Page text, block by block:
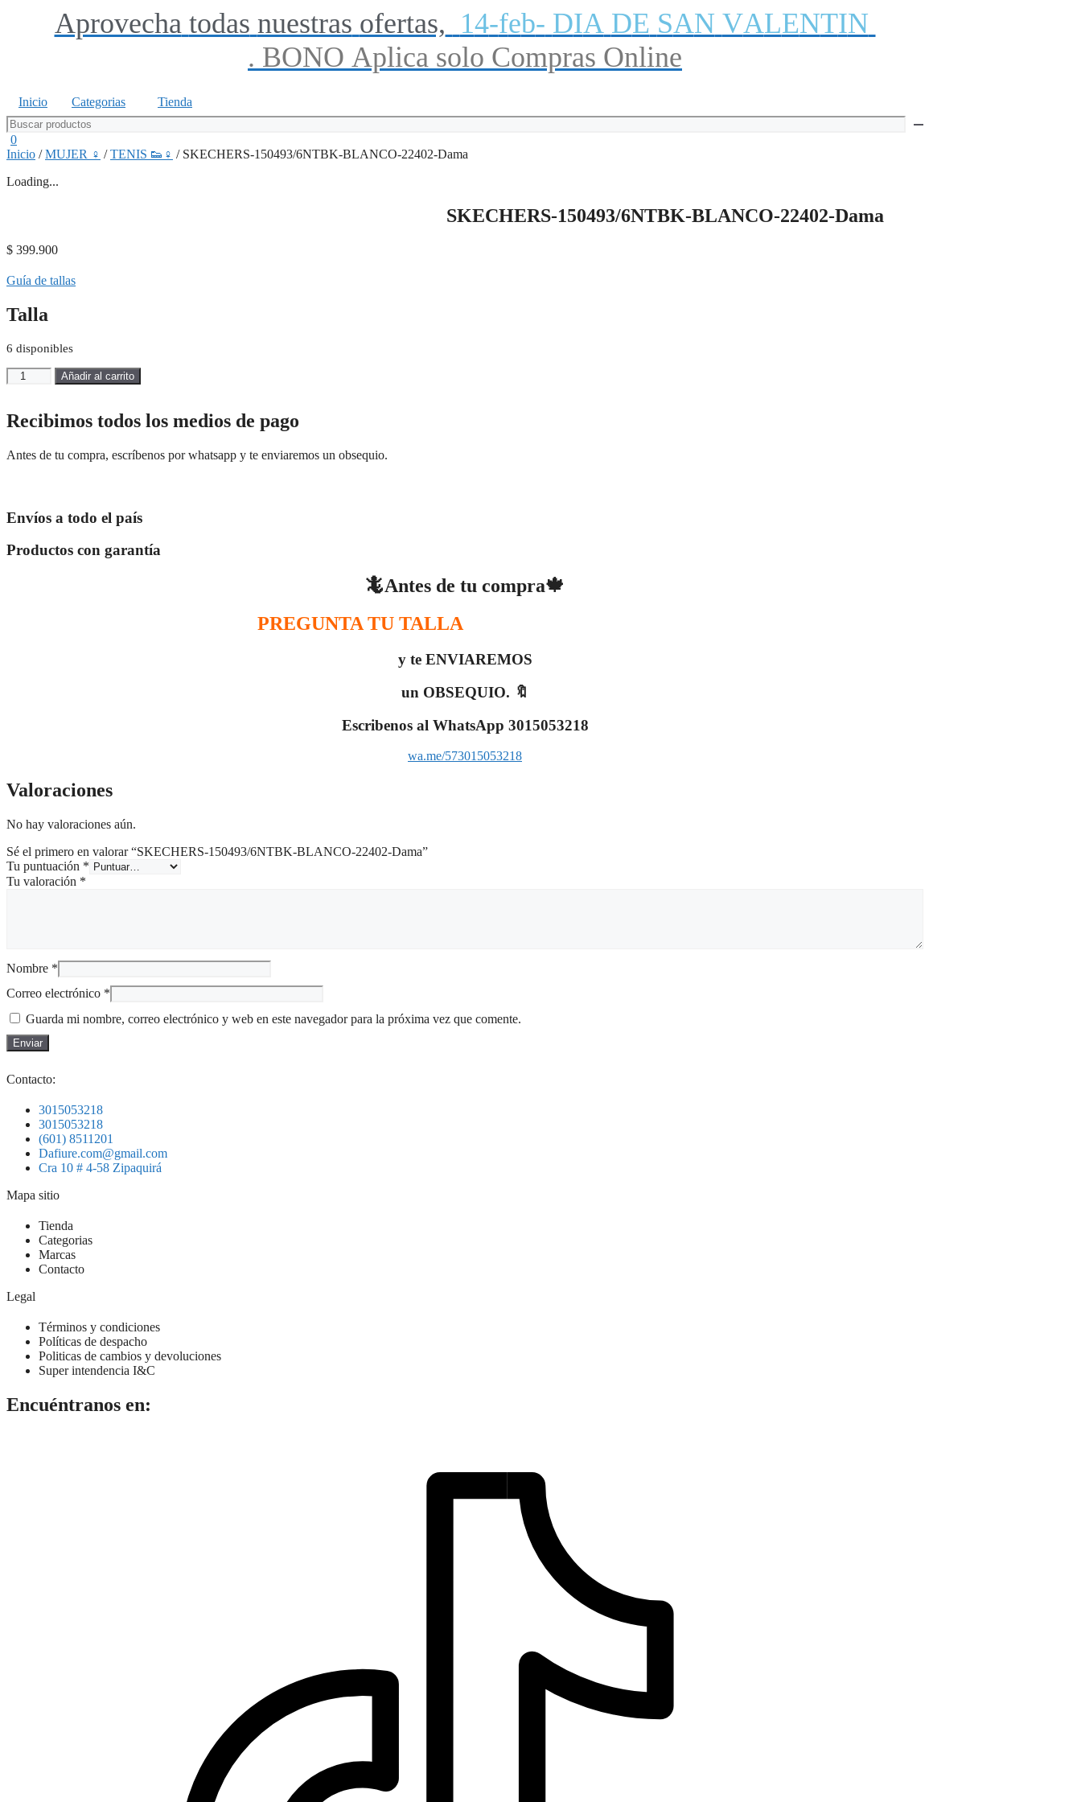
contenido
Aprovecha todas nuestras ofertas, 14-feb- DIA DE SAN VALENTIN
. BONO Aplica solo Compras Online
Inicio Categorias Tienda
0
Inicio /MUJER ♀ /TENIS 👟♀ / SKECHERS-150493/6NTBK-BLANCO-22402-Dama
Loading...
SKECHERS-150493/6NTBK-BLANCO-22402-Dama
$ 399.900
Guía de tallas
Talla
6 disponibles
SKECHERS-
150493/6NTBK-
22402-
Dama
Añadir al carrito
Recibimos todos los medios de pago
Antes de tu compra, escríbenos por whatsapp y te enviaremos un obsequio.
Envíos a todo el país
Productos con garantía
🦎Antes de tu compra🍁
PREGUNTA TU TALLA
y te ENVIAREMOS
un OBSEQUIO. 🔖
Escribenos al WhatsApp 3015053218
wa.me/573015053218
Valoraciones
No hay valoraciones aún.
Sé el primero en valorar “SKECHERS-150493/6NTBK-BLANCO-22402-Dama”
Tu puntuación *
Tu valoración *
Nombre *
Correo electrónico *
Guarda mi nombre, correo electrónico y web en este navegador para la próxima vez que comente.
Contacto:
3015053218
3015053218
(601) 8511201
Dafiure.com@gmail.com
Cra 10 # 4-58 Zipaquirá
Mapa sitio
Tienda
Categorias
Marcas
Contacto
Legal
Términos y condiciones
Políticas de despacho
Politicas de cambios y devoluciones
Super intendencia I&C
Encuéntranos en: